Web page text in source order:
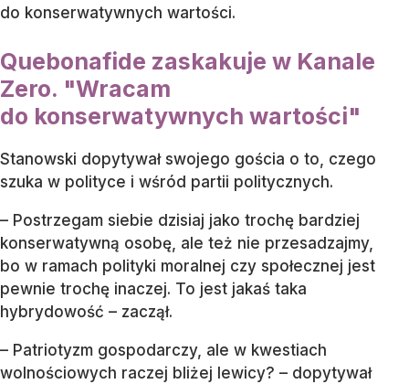
do konserwatywnych wartości.
Quebonafide zaskakuje w Kanale
Zero. "Wracam
do konserwatywnych wartości"
Stanowski dopytywał swojego gościa o to, czego
szuka w polityce i wśród partii politycznych.
– Postrzegam siebie dzisiaj jako trochę bardziej
konserwatywną osobę, ale też nie przesadzajmy,
bo w ramach polityki moralnej czy społecznej jest
pewnie trochę inaczej. To jest jakaś taka
hybrydowość – zaczął.
– Patriotyzm gospodarczy, ale w kwestiach
wolnościowych raczej bliżej lewicy? – dopytywał